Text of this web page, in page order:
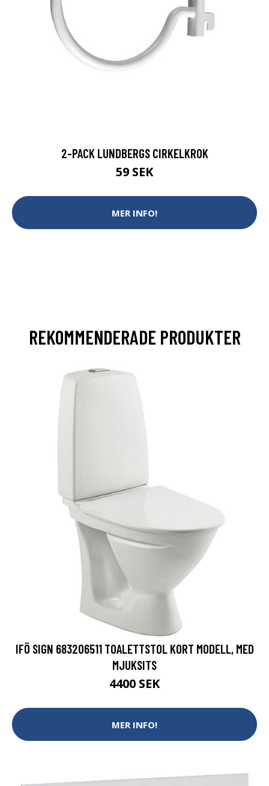
2-PACK LUNDBERGS CIRKELKROK
59 SEK
MER INFO!
REKOMMENDERADE PRODUKTER
IFÖ SIGN 683206511 TOALETTSTOL KORT MODELL, MED
MJUKSITS
4400 SEK
MER INFO!